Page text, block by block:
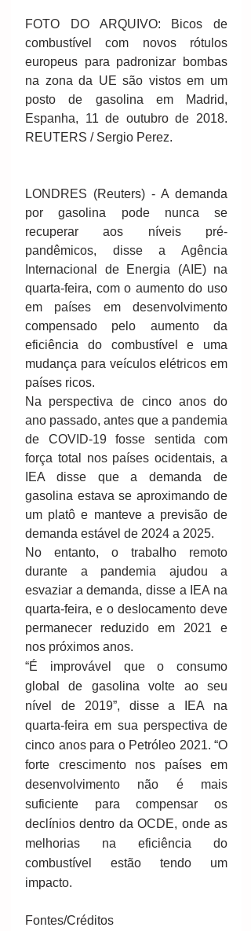
FOTO DO ARQUIVO: Bicos de
combustível com novos rótulos
europeus para padronizar bombas
na zona da UE são vistos em um
posto de gasolina em Madrid,
Espanha, 11 de outubro de 2018.
REUTERS / Sergio Perez.
LONDRES (Reuters) - A demanda
por gasolina pode nunca se
recuperar aos níveis pré-
pandêmicos, disse a Agência
Internacional de Energia (AIE) na
quarta-feira, com o aumento do uso
em países em desenvolvimento
compensado pelo aumento da
eficiência do combustível e uma
mudança para veículos elétricos em
países ricos.
Na perspectiva de cinco anos do
ano passado, antes que a pandemia
de COVID-19 fosse sentida com
força total nos países ocidentais, a
IEA disse que a demanda de
gasolina estava se aproximando de
um platô e manteve a previsão de
demanda estável de 2024 a 2025.
No entanto, o trabalho remoto
durante a pandemia ajudou a
esvaziar a demanda, disse a IEA na
quarta-feira, e o deslocamento deve
permanecer reduzido em 2021 e
nos próximos anos.
“É improvável que o consumo
global de gasolina volte ao seu
nível de 2019”, disse a IEA na
quarta-feira em sua perspectiva de
cinco anos para o Petróleo 2021. “O
forte crescimento nos países em
desenvolvimento não é mais
suficiente para compensar os
declínios dentro da OCDE, onde as
melhorias na eficiência do
combustível estão tendo um
impacto.
Fontes/Créditos